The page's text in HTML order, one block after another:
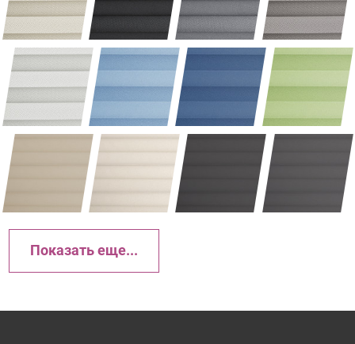
Показать еще...